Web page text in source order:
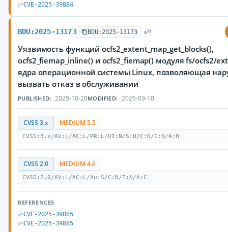
CVE-2025-39884
BDU:2025-13173 BDU:2025-13173
Уязвимость функций ocfs2_extent_map_get_blocks(),
ocfs2_fiemap_inline() и ocfs2_fiemap() модуля fs/ocfs2/
ядра операционной системы Linux, позволяющая
вызвать отказ в обслуживании
PUBLISHED: 2025-10-20MODIFIED: 2026-03-10
CVSS 3.x MEDIUM 5.5
CVSS:3.x/AV:L/AC:L/PR:L/UI:N/S:U/C:N/I:N/A:H
CVSS 2.0 MEDIUM 4.6
CVSS:2.0/AV:L/AC:L/Au:S/C:N/I:N/A:C
REFERENCES
CVE-2025-39885
CVE-2025-39885